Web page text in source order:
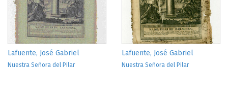
Lafuente, José Gabriel
Nuestra Señora del Pilar
Lafuente, José Gabriel
Nuestra Señora del Pilar